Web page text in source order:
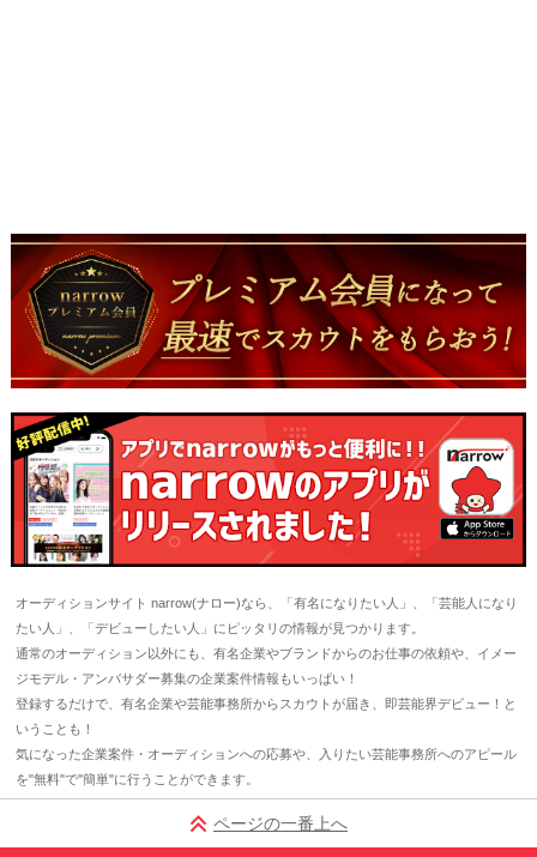
オーディションサイト narrow(ナロー)なら、「有名になりたい人」、「芸能人になり
たい人」、「デビューしたい人」にピッタリの情報が見つかります。
通常のオーディション以外にも、有名企業やブランドからのお仕事の依頼や、イメー
ジモデル・アンバサダー募集の企業案件情報もいっぱい！
登録するだけで、有名企業や芸能事務所からスカウトが届き、即芸能界デビュー！と
いうことも！
気になった企業案件・オーディションへの応募や、入りたい芸能事務所へのアピール
を"無料"で"簡単"に行うことができます。
ページの一番上へ